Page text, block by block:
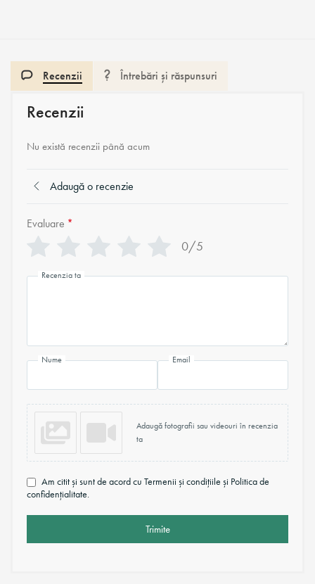
Recenzii Întrebări și răspunsuri
Recenzii
Nu există recenzii până acum
Adaugă o recenzie
Evaluare *
0/5
Recenzia ta
Nume Email
Adaugă fotografii sau videouri în recenzia
ta
Am citit și sunt de acord cu Termenii și condițiile și Politica de
confidențialitate.
Trimite